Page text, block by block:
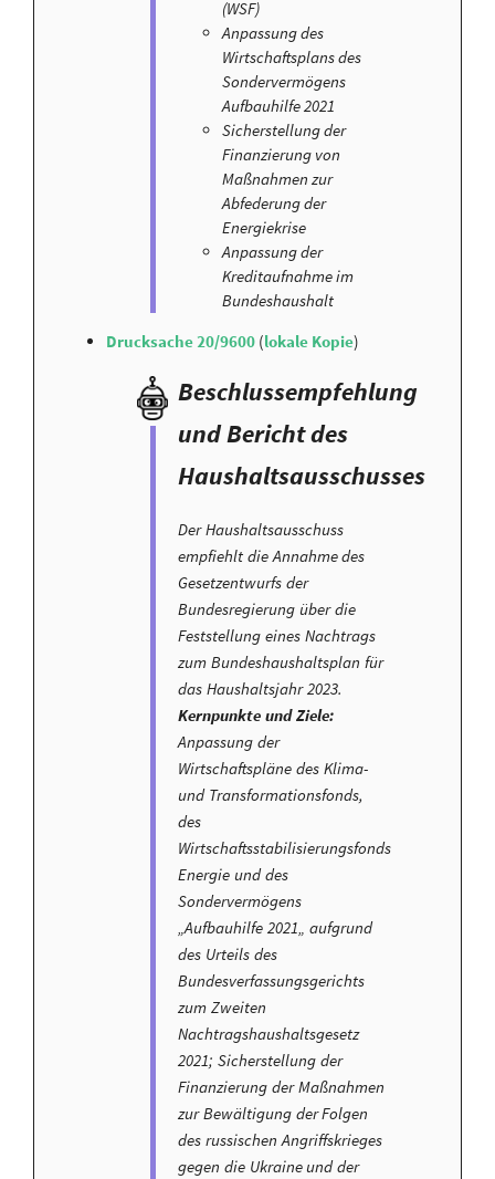
(WSF)
Anpassung des
Wirtschaftsplans des
Sondervermögens
Aufbauhilfe 2021
Sicherstellung der
Finanzierung von
Maßnahmen zur
Abfederung der
Energiekrise
Anpassung der
Kreditaufnahme im
Bundeshaushalt
Drucksache 20/9600 (lokale Kopie)
Beschlussempfehlung
und Bericht des
Haushaltsausschusses
Der Haushaltsausschuss
empfiehlt die Annahme des
Gesetzentwurfs der
Bundesregierung über die
Feststellung eines Nachtrags
zum Bundeshaushaltsplan für
das Haushaltsjahr 2023.
Kernpunkte und Ziele:
Anpassung der
Wirtschaftspläne des Klima-
und Transformationsfonds,
des
Wirtschaftsstabilisierungsfonds
Energie und des
Sondervermögens
„Aufbauhilfe 2021„ aufgrund
des Urteils des
Bundesverfassungsgerichts
zum Zweiten
Nachtragshaushaltsgesetz
2021; Sicherstellung der
Finanzierung der Maßnahmen
zur Bewältigung der Folgen
des russischen Angriffskrieges
gegen die Ukraine und der